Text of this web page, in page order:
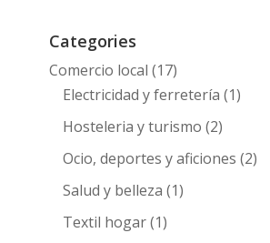
Categories
Comercio local (17)
Electricidad y ferretería (1)
Hosteleria y turismo (2)
Ocio, deportes y aficiones (2)
Salud y belleza (1)
Textil hogar(1)